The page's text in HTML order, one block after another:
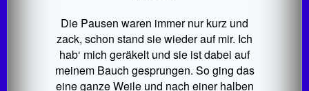
Die Pausen waren immer nur kurz und
zack, schon stand sie wieder auf mir. Ich
hab‘ mich geräkelt und sie ist dabei auf
meinem Bauch gesprungen. So ging das
eine ganze Weile und nach einer halben